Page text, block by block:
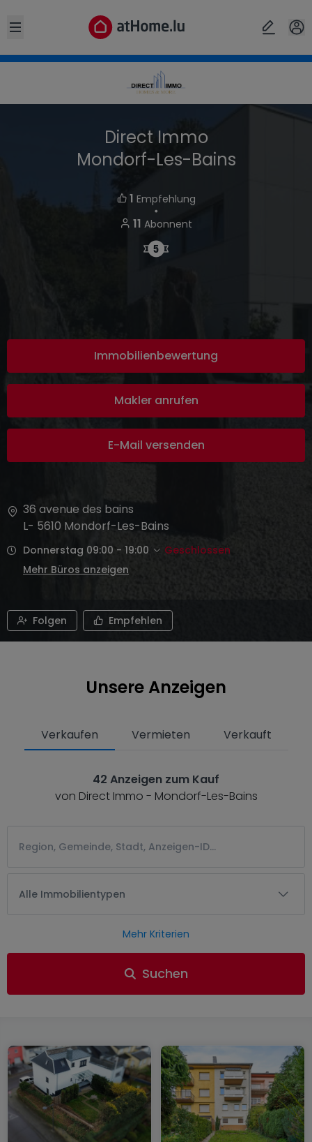
Open sidebar
Direct Immo
Mondorf-Les-Bains
1 Empfehlung
・
11 Abonnent
Immobilienbewertung
Makler anrufen
E-Mail versenden
36 avenue des bains
L- 5610 Mondorf-Les-Bains
Donnerstag 09:00 - 19:00
Geschlossen
Mehr Büros anzeigen
Folgen Empfehlen
Unsere Anzeigen
Verkaufen Vermieten Verkauft
42 Anzeigen zum Kauf
von Direct Immo - Mondorf-Les-Bains
Alle Immobilientypen
Mehr Kriterien
Suchen